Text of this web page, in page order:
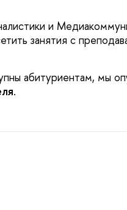
и
занятия с
абитуриентам, мы
.